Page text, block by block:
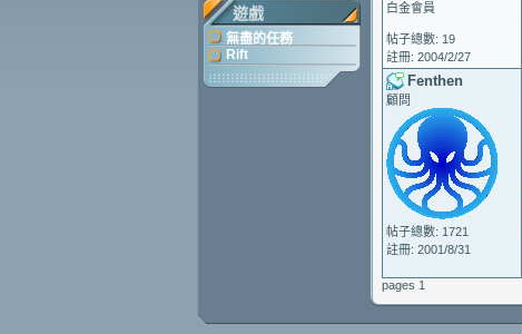
遊戲
無盡的任務
Rift
白金會員
帖子總數: 19
註冊: 2004/2/27
Fenthen
顧問
帖子總數: 1721
註冊: 2001/8/31
pages 1